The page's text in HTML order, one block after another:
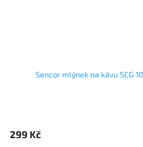
Sencor mlýnek na kávu SCG
299 Kč